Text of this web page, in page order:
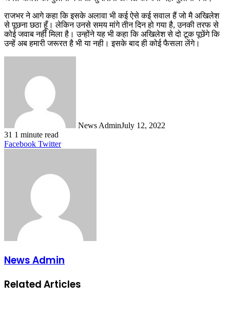
राजभर ने आगे कहा कि इसके अलावा भी कई ऐसे कई सवाल हैं जो मै अखिलेश
से पूछना छठा हूँ। लेकिन उनसे समय मांगे तीन दिन हो गया है, उनकी तरफ से
कोई जवाब नहीं मिला है। उन्होंने यह भी कहा कि अखिलेश से दो टूक पूछेंगे कि
उन्हें अब हमारी जरूरत है भी या नही। इसके बाद ही कोई फैसला लेंगे।
News AdminJuly 12, 2022
31 1 minute read
Facebook TwitterLinkedIn
Tumblr
Pinterest
Reddit
VKontakte
Share
Print
News Admin
Related Articles